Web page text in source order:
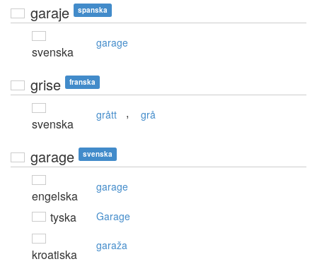
garaje spanska
svenska
garage
grise franska
svenska
grått , grå
garage svenska
engelska
garage
tyska Garage
kroatiska
garaža